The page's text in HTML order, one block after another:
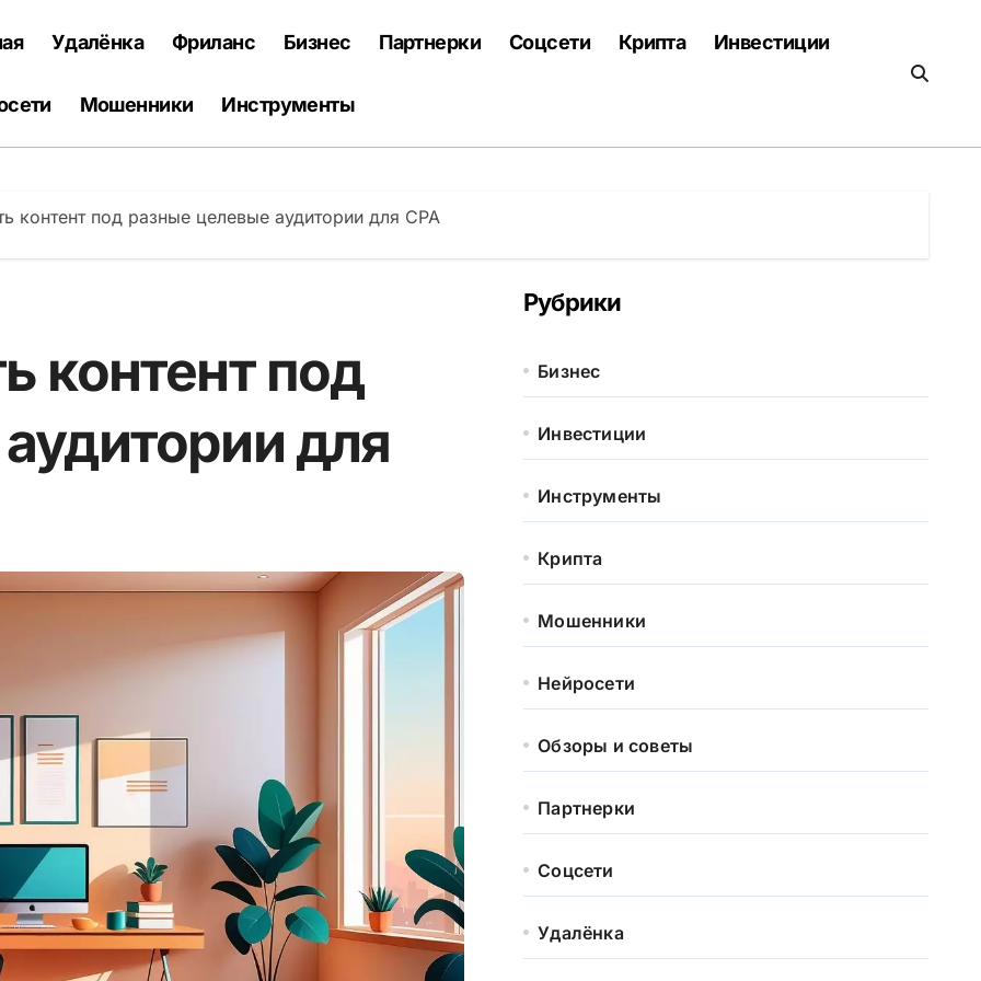
Удалёнка Фриланс Бизнес Партнерки Соцсети Крипта Инвестиции
Мошенники Инструменты
контент под разные целевые аудитории для CPA
контент под
для
Рубрики
Бизнес
Инвестиции
Инструменты
Крипта
Мошенники
Нейросети
Обзоры и советы
Партнерки
Соцсети
Удалёнка